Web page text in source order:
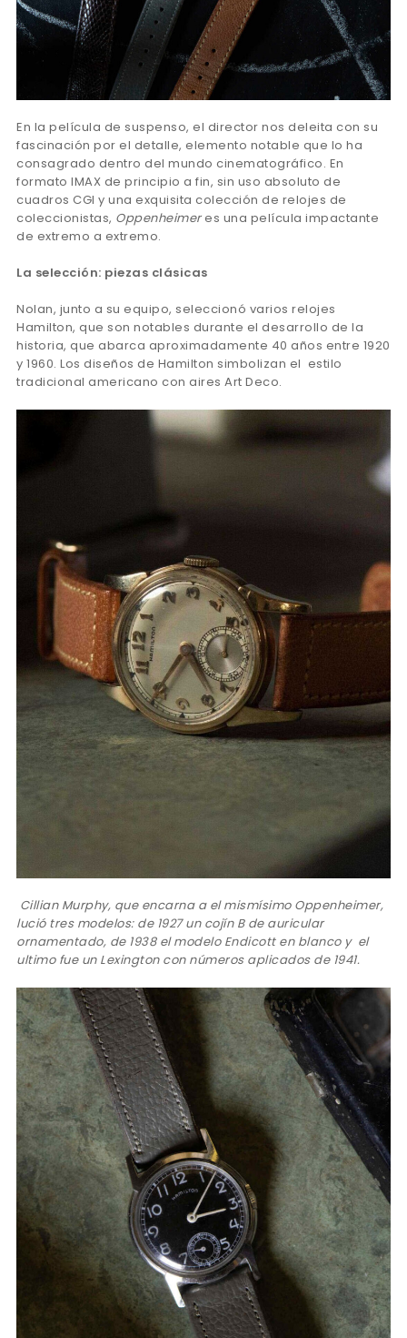
En la película de suspenso, el director nos deleita con su
fascinación por el detalle, elemento notable que lo ha
consagrado dentro del mundo cinematográfico. En
formato IMAX de principio a fin, sin uso absoluto de
cuadros CGI y una exquisita colección de relojes de
coleccionistas, Oppenheimeres una película impactante
de extremo a extremo.
La selección: piezas clásicas
Nolan, junto a su equipo, seleccionó varios relojes
Hamilton, que son notables durante el desarrollo de la
historia, que abarca aproximadamente 40 años entre 1920
y 1960. Los diseños de Hamilton simbolizan el estilo
tradicional americano con aires Art Deco.
Cillian Murphy, que encarna a el mismísimo Oppenheimer,
lució tres modelos: de 1927 un cojín B de auricular
ornamentado, de 1938 el modelo Endicott en blanco y el
ultimo fue un Lexington con números aplicados de 1941.